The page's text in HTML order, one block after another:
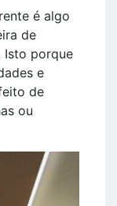
é algo
de
Isto porque
e
de
ou